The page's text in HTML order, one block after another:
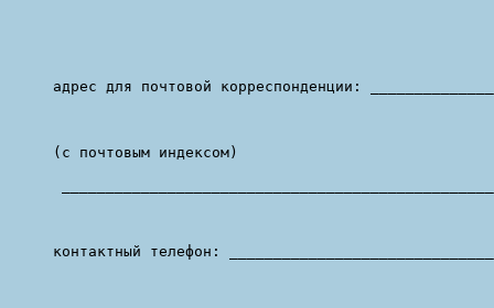
адрес для почтовой корреспонденции:
(с почтовым индексом)
контактный телефон: ______________________________